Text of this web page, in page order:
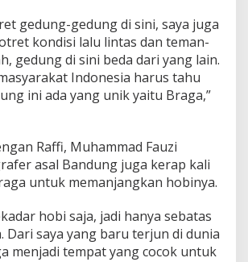
gedung-gedung di sini, saya juga
kondisi lalu lintas dan teman-
gedung di sini beda dari yang lain.
Indonesia harus tahu
ini ada yang unik yaitu Braga,”
Raffi, Muhammad Fauzi
asal Bandung juga kerap kali
untuk memanjangkan hobinya.
hobi saja, jadi hanya sebatas
Dari saya yang baru terjun di dunia
menjadi tempat yang cocok untuk